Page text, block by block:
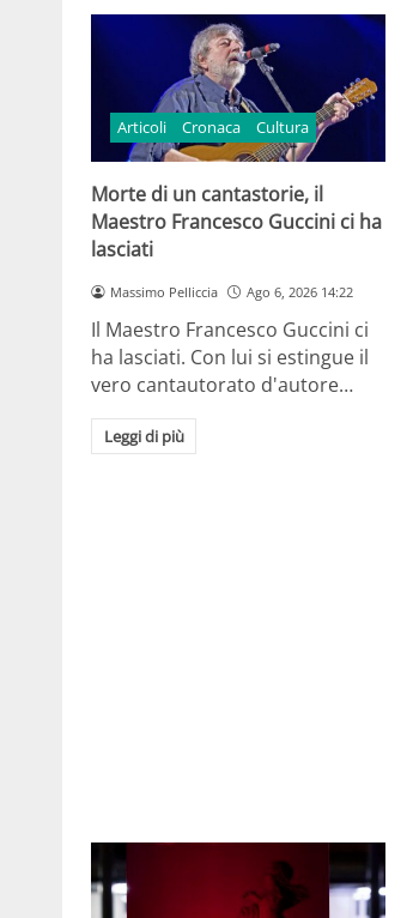
Articoli Cronaca Cultura
Morte di un cantastorie, il
Maestro Francesco Guccini ci ha
lasciati
Massimo Pelliccia Ago 6, 2026 14:22
Il Maestro Francesco Guccini ci
ha lasciati. Con lui si estingue il
vero cantautorato d'autore…
Leggi di più